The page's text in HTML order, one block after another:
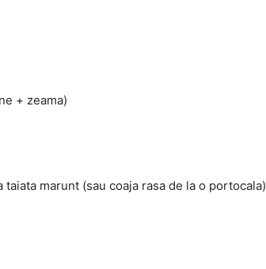
+ zeama)
marunt (sau coaja rasa de la o portocala)